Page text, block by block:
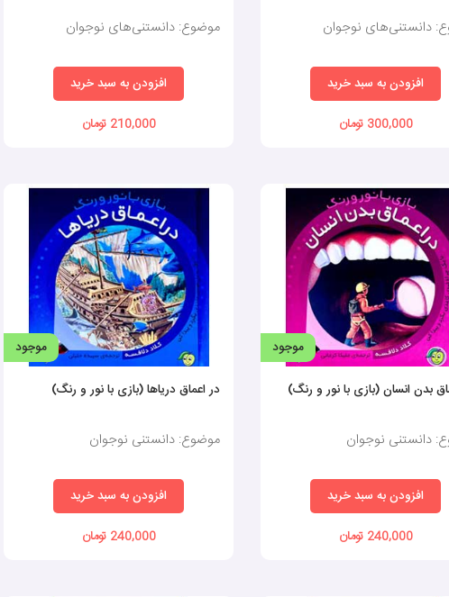
دانستنی‌های نوجوان
افزودن به سبد خرید
300,000 تومان
موضوع: دانستنی‌های نوجوان
افزودن به سبد خرید
210,000 تومان
موجود
بدن انسان (بازی با نور و رنگ)
دانستنی نوجوان
افزودن به سبد خرید
240,000 تومان
موجود
در اعماق دریاها (بازی با نور و رنگ)
موضوع: دانستنی نوجوان
افزودن به سبد خرید
240,000 تومان